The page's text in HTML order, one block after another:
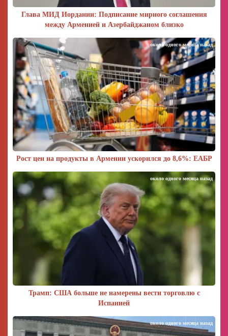
Глава МИД Иордании: Подписание мирного соглашения
между Арменией и Азербайджаном близко
Рост цен на продукты в Армении ускорился до 8,6%: ЕАБР
около одного месяца назад
Трамп: США больше не намерены вести торговлю с
Испанией
около одного месяца назад
около одного месяца назад